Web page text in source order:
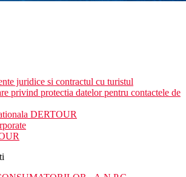
juridice si contractul cu turistul
privind protectia datelor pentru contactele de
DERTOUR